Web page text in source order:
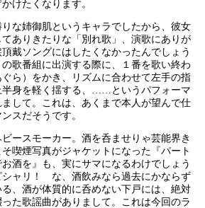
けたくなります。
な姉御肌というキャラでしたから、彼女
ありきたりな「別れ歌」、演歌にありが
戴ソングにはしたくなかったんでしょう
歌番組に出演する際に、１番を歌い終わ
ら）をかき、リズムに合わせて左手の指
半身を軽く揺する、……というパフォーマ
して。これは、あくまで本人が望んで仕
スだそうです。
ースモーカー。酒を呑ませりゃ芸能界き
喫煙写真がジャケットになった『パート
酒を』も、実にサマになるわけでしょう
シャリ！ な、酒飲みなら過去にかならず
、酒が体質的に呑めない下戸には、絶対
た歌謡曲がありまして。これは今回のラ